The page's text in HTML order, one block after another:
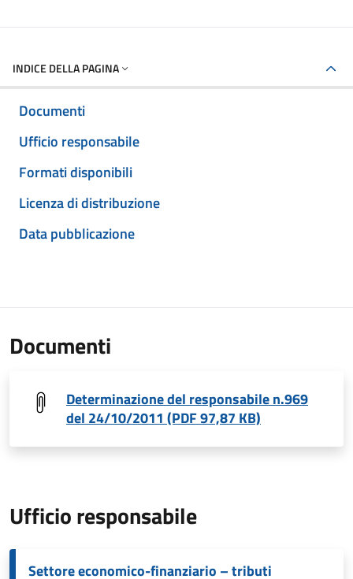
INDICE DELLA PAGINA
Documenti
Ufficio responsabile
Formati disponibili
Licenza di distribuzione
Data pubblicazione
Documenti
Determinazione del responsabile n.969
del 24/10/2011 (PDF 97,87 KB)
Ufficio responsabile
Settore economico-finanziario – tributi